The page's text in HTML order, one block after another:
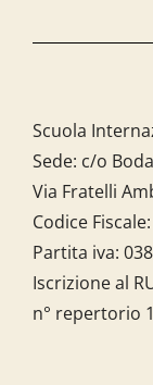
Scuola
Sede: c/o
Via Fratelli
Codice Fiscale:
Partita iva:
Iscrizione al
n° repertorio